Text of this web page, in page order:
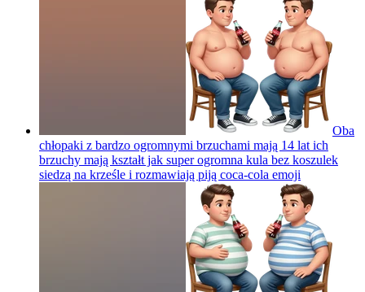
Oba
chłopaki z bardzo ogromnymi brzuchami mają 14 lat ich
brzuchy mają kształt jak super ogromna kula bez koszulek
siedzą na krześle i rozmawiają piją coca-cola emoji